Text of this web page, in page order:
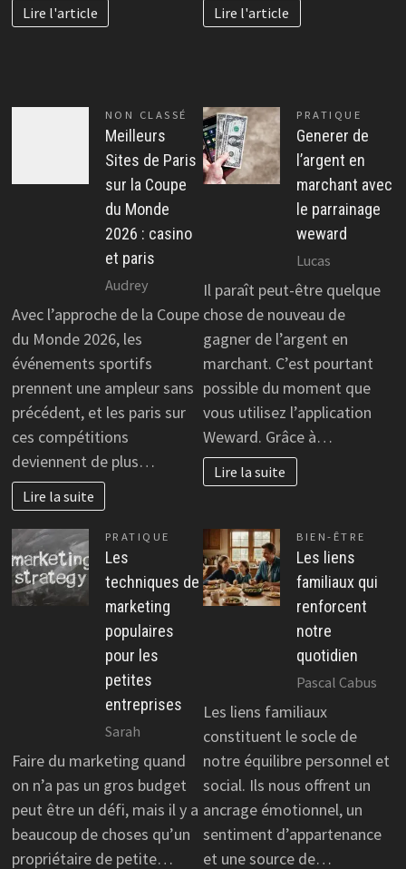
Lire l'article Lire l'article
NON CLASSÉ
Meilleurs
Sites de Paris
sur la Coupe
du Monde
2026 : casino
et paris
Audrey
Avec l’approche de la Coupe
du Monde 2026, les
événements sportifs
prennent une ampleur sans
précédent, et les paris sur
ces compétitions
deviennent de plus…
Lire la suite
PRATIQUE
Generer de
l’argent en
marchant avec
le parrainage
weward
Lucas
Il paraît peut-être quelque
chose de nouveau de
gagner de l’argent en
marchant. C’est pourtant
possible du moment que
vous utilisez l’application
Weward. Grâce à…
Lire la suite
PRATIQUE
Les
techniques de
marketing
populaires
pour les
petites
entreprises
Sarah
Faire du marketing quand
on n’a pas un gros budget
peut être un défi, mais il y a
beaucoup de choses qu’un
propriétaire de petite…
BIEN-ÊTRE
Les liens
familiaux qui
renforcent
notre
quotidien
Pascal Cabus
Les liens familiaux
constituent le socle de
notre équilibre personnel et
social. Ils nous offrent un
ancrage émotionnel, un
sentiment d’appartenance
et une source de…